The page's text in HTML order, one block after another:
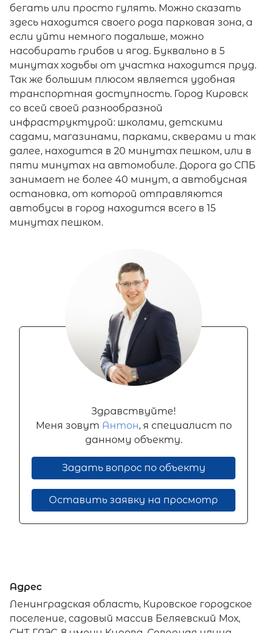
бегать или просто гулять. Можно сказать
здесь находится своего рода парковая зона, а
если уйти немного подальше, можно
насобирать грибов и ягод. Буквально в 5
минутах ходьбы от участка находится пруд.
Так же большим плюсом является удобная
транспортная доступность. Город Кировск
со всей своей разнообразной
инфраструктурой: школами, детскими
садами, магазинами, парками, скверами и так
далее, находится в 20 минутах пешком, или в
пяти минутах на автомобиле. Дорога до СПБ
занимает не более 40 минут, а автобусная
остановка, от которой отправляются
автобусы в город находится всего в 15
минутах пешком.
Здравствуйте!
Меня зовут Антон, я специалист по
данному объекту.
Задать вопрос по объекту
Оставить заявку на просмотр
Адрес
Ленинградская область, Кировское городское
поселение, садовый массив Беляевский Мох,